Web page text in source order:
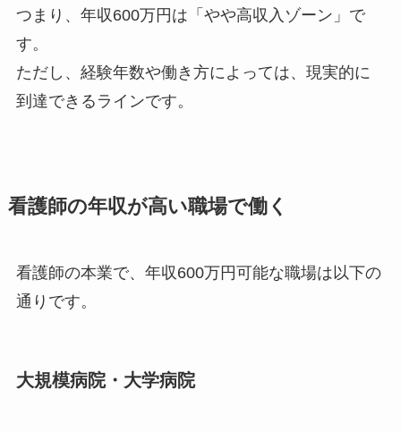
つまり、年収600万円は「やや高収入ゾーン」で
す。
ただし、経験年数や働き方によっては、現実的に
到達できるラインです。
看護師の年収が高い職場で働く
看護師の本業で、年収600万円可能な職場は以下の
通りです。
大規模病院・大学病院